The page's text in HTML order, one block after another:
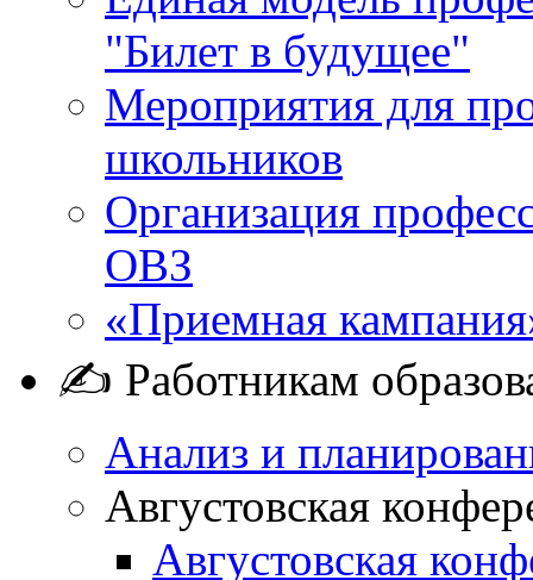
"Билет в будущее"
Мероприятия для
школьников
Организация
ОВЗ
«Приемная
✍ Работникам
Анализ и
Августовская
Августовская